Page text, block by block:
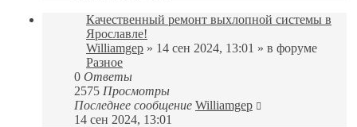
Качественный ремонт выхлопной системы в
Ярославле!
Williamgep » 14 сен 2024, 13:01 » в форуме
Разное
0 Ответы
2575 Просмотры
Последнее сообщение Williamgep
14 сен 2024, 13:01